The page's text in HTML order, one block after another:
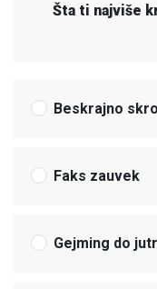
Šta ti najviše
Beskrajno
Faks zauvek
Gejming do